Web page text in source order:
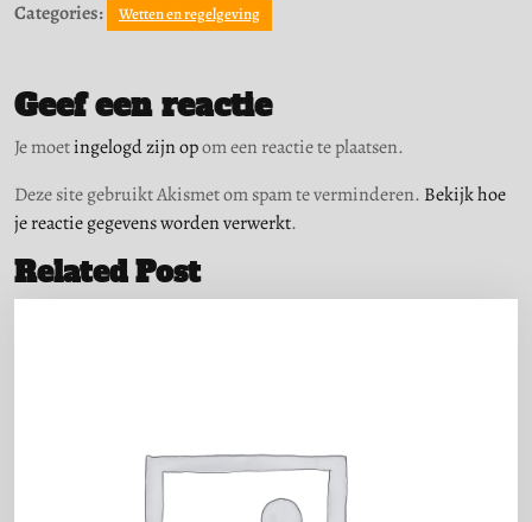
Categories:
Wetten en regelgeving
Geef een reactie
Je moetingelogd zijn opom een reactie te plaatsen.
Deze site gebruikt Akismet om spam te verminderen. Bekijk hoe
je reactie gegevens worden verwerkt.
Related Post